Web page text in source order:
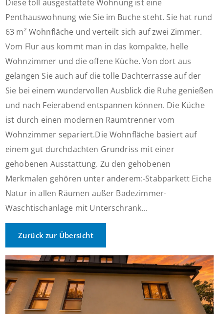
Diese toll ausgestattete Wohnung ist eine
Penthauswohnung wie Sie im Buche steht. Sie hat rund
63 m² Wohnfläche und verteilt sich auf zwei Zimmer.
Vom Flur aus kommt man in das kompakte, helle
Wohnzimmer und die offene Küche. Von dort aus
gelangen Sie auch auf die tolle Dachterrasse auf der
Sie bei einem wundervollen Ausblick die Ruhe genießen
und nach Feierabend entspannen können. Die Küche
ist durch einen modernen Raumtrenner vom
Wohnzimmer separiert.Die Wohnfläche basiert auf
einem gut durchdachten Grundriss mit einer
gehobenen Ausstattung. Zu den gehobenen
Merkmalen gehören unter anderem:-Stabparkett Eiche
Natur in allen Räumen außer Badezimmer-
Waschtischanlage mit Unterschrank...
Zurück zur Übersicht